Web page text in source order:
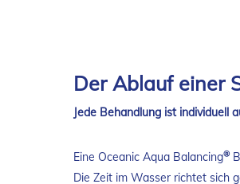
Der Ablauf einer
Jede Behandlung ist individuell
Eine Oceanic Aqua Balancing®
Die Zeit im Wasser richtet sich